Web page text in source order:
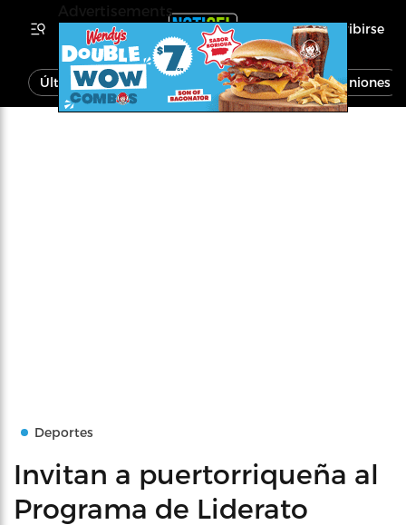
Inscribirse
Última Hora Noticias Economía Opiniones
Deportes
Invitan a puertorriqueña al
Programa de Liderato
Advertisements